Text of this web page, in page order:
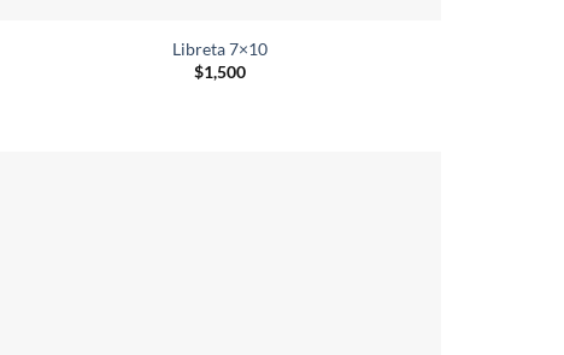
Libreta 7×10
$1,500